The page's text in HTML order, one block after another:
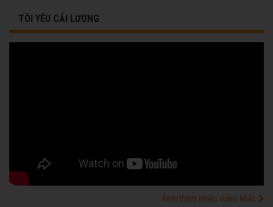
TÔI YÊU CẢI LƯƠNG
Xem thêm nhiều video khác